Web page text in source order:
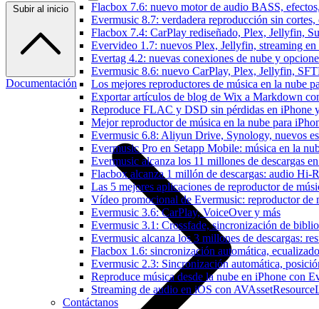
Flacbox 7.6: nuevo motor de audio BASS,
Evermusic 8.7: verdadera reproducción sin
Flacbox 7.4: CarPlay rediseñado, Plex, Jellyfin,
Evervideo 1.7: nuevos Plex, Jellyfin, streaming
Evertag 4.2: nuevas conexiones de nube y
Evermusic 8.6: nuevo CarPlay, Plex, Jellyfin,
Los mejores reproductores de música en la nube
Exportar artículos de blog de Wix a Markdown
Reproduce FLAC y DSD sin pérdidas en iPhone
Mejor reproductor de música en la nube para
Evermusic 6.8: Aliyun Drive, Synology, nuevos
Evermusic Pro en Setapp Mobile: música en la
Evermusic alcanza los 11 millones de descargas
Flacbox alcanza 1 millón de descargas: audio Hi-
Las 5 mejores aplicaciones de reproductor de
Vídeo promocional de Evermusic: reproductor de
Evermusic 3.6: CarPlay, VoiceOver y más
Evermusic 3.1: Crossfade, sincronización de
Evermusic alcanza los 3 millones de descargas:
Flacbox 1.6: sincronización automática,
Evermusic 2.3: Sincronización automática,
Reproduce música desde la nube en iPhone con
Streaming de audio en iOS con
Contáctanos
Subir al inicio
Documentación